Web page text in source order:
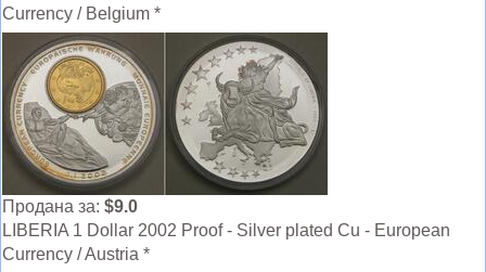
Currency / Belgium *
Продана за: $9.0
LIBERIA 1 Dollar 2002 Proof - Silver plated Cu - European
Currency / Austria *